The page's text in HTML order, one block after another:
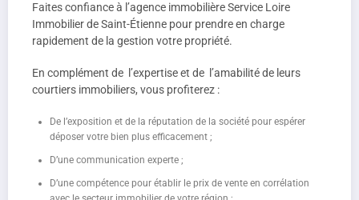
Faites confiance à l’agence immobilière Service Loire
Immobilier de Saint-Étienne pour prendre en charge
rapidement de la gestion votre propriété.
En complément de l’expertise et de l’amabilité de leurs
courtiers immobiliers, vous profiterez :
De l’exposition et de la réputation de la société pour espérer
déposer votre bien plus efficacement ;
D’une communication experte ;
D’une compétence pour établir le prix de vente en corrélation